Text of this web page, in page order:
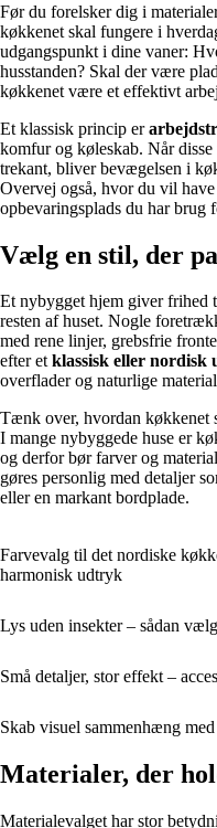
Før du forelsker dig i
køkkenet skal fungere i
udgangspunkt i dine vaner:
husstanden? Skal der være
køkkenet være et effektivt
Et klassisk princip er
komfur og køleskab. Når
trekant, bliver bevægelsen i
Overvej også, hvor du vil
opbevaringsplads du har brug
Vælg en stil, der
Et nybygget hjem giver frihed
resten af huset. Nogle
med rene linjer, grebsfrie
efter etklassisk eller nordisk
overflader og naturlige
Tænk over, hvordan køkkenet
I mange nybyggede huse er
og derfor bør farver og
gøres personlig med detaljer
eller en markant bordplade.
Farvevalg til det nordiske
harmonisk udtryk
Lys uden insekter – sådan
Små detaljer, stor effekt –
Skab visuel sammenhæng
Materialer, der
Materialevalget har stor